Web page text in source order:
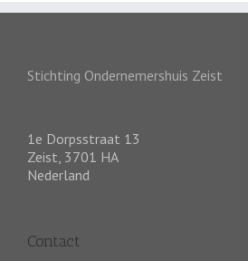
Stichting Ondernemershuis Zeist
1e Dorpsstraat 13
Zeist, 3701 HA
Nederland
Contact